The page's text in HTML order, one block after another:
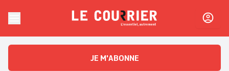
Le CourrierL'essentiel, autrement
JE M'ABONNE